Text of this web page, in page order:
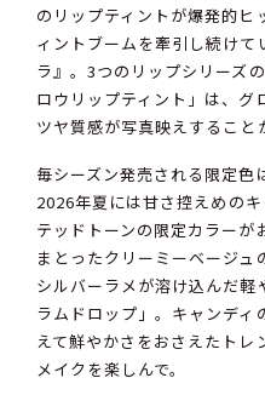
のリップティントが爆発的ヒ
ィントブームを牽引し続けて
ラ』。3つのリップシリーズ
ロウリップティント」は、
ツヤ質感が写真映えするこ
毎シーズン発売される限定色
2026年夏には甘さ控えめの
テッドトーンの限定カラーが
まとったクリーミーベージュ
シルバーラメが溶け込んだ
ラムドロップ」。キャンディ
えて鮮やかさをおさえたト
メイクを楽しんで。